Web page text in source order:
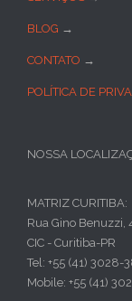
BLOG →
CONTATO →
POLÍTICA DE
NOSSA
MATRIZ CURITIBA:
Rua Gino Benuzzi,
CIC - Curitiba-PR
Tel: +55 (41) 3028-
Mobile: +55 (41)